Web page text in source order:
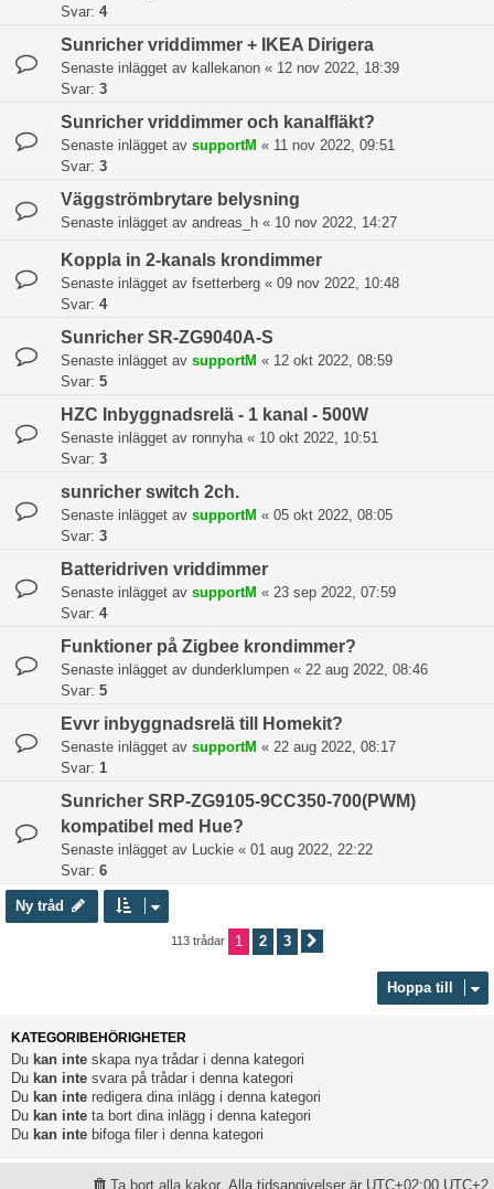
Svar: 4
Sunricher vriddimmer + IKEA Dirigera
Senaste inlägget av kallekanon « 12 nov 2022, 18:39
Svar: 3
Sunricher vriddimmer och kanalfläkt?
Senaste inlägget av supportM « 11 nov 2022, 09:51
Svar: 3
Väggströmbrytare belysning
Senaste inlägget av andreas_h « 10 nov 2022, 14:27
Koppla in 2-kanals krondimmer
Senaste inlägget av fsetterberg « 09 nov 2022, 10:48
Svar: 4
Sunricher SR-ZG9040A-S
Senaste inlägget av supportM « 12 okt 2022, 08:59
Svar: 5
HZC Inbyggnadsrelä - 1 kanal - 500W
Senaste inlägget av ronnyha « 10 okt 2022, 10:51
Svar: 3
sunricher switch 2ch.
Senaste inlägget av supportM « 05 okt 2022, 08:05
Svar: 3
Batteridriven vriddimmer
Senaste inlägget av supportM « 23 sep 2022, 07:59
Svar: 4
Funktioner på Zigbee krondimmer?
Senaste inlägget av dunderklumpen « 22 aug 2022, 08:46
Svar: 5
Evvr inbyggnadsrelä till Homekit?
Senaste inlägget av supportM « 22 aug 2022, 08:17
Svar: 1
Sunricher SRP-ZG9105-9CC350-700(PWM)
kompatibel med Hue?
Senaste inlägget av Luckie « 01 aug 2022, 22:22
Svar: 6
Ny tråd
113 trådar 1 2 3
Hoppa till
KATEGORIBEHÖRIGHETER
Du kan inte skapa nya trådar i denna kategori
Du kan inte svara på trådar i denna kategori
Du kan inte redigera dina inlägg i denna kategori
Du kan inte ta bort dina inlägg i denna kategori
Du kan inte bifoga filer i denna kategori
Alla tidsangivelser är UTC+02:00 UTC+2
Ta bort alla kakor